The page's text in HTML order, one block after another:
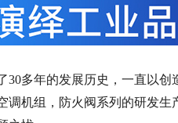
30多年的发展历史，一直以
调机组，防火阀系列的研发